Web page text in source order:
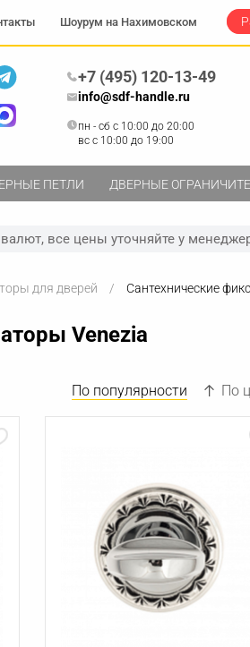
+7 (495) 120-13-49
info@sdf-handle.ru
пн - сб c 10:00 до 20:00
вс c 10:00 до 19:00
Шоурум на Нахимовском
ПЕТЛИ ДВЕРНЫЕ
все цены уточняйте у
для дверей Сантехнические
Venezia
По популярности По